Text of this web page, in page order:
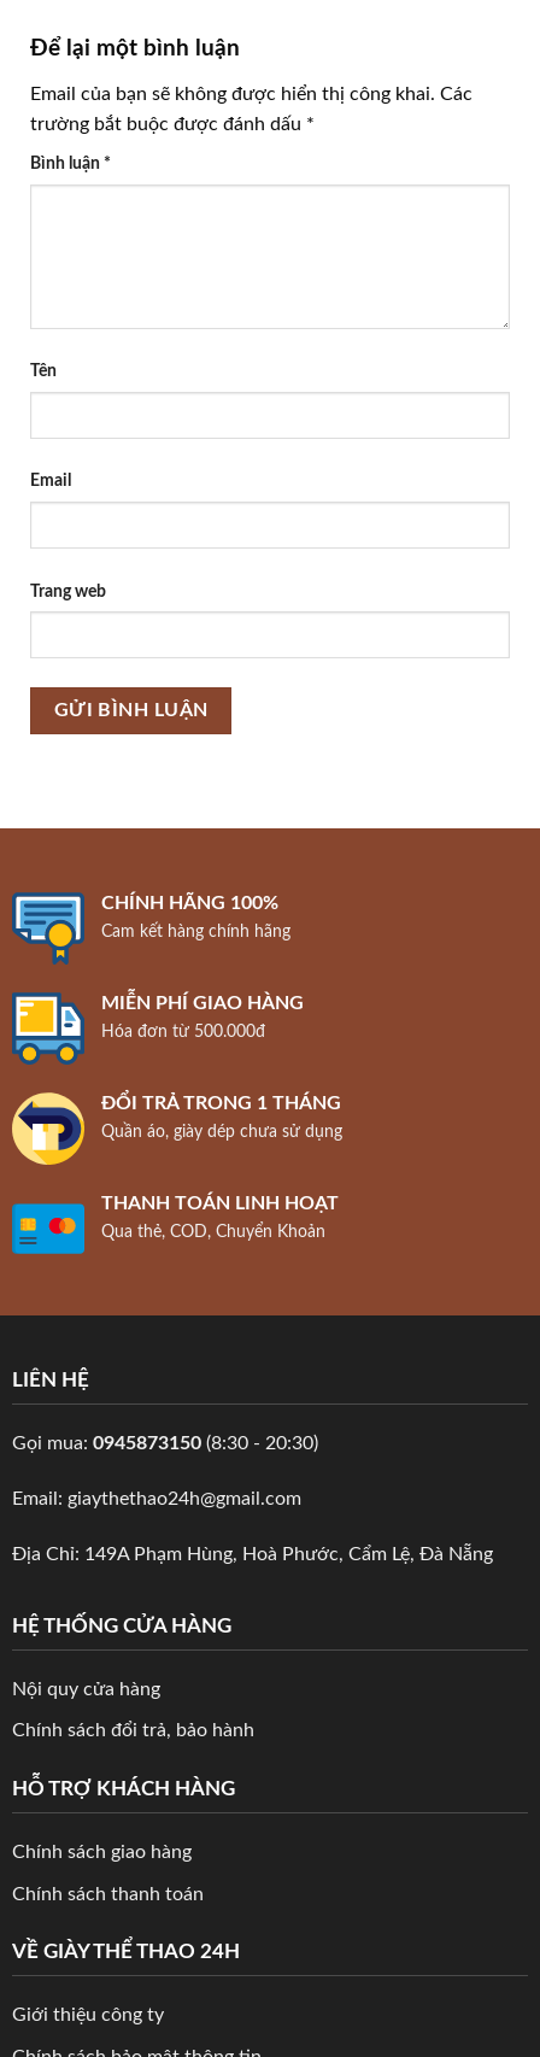
Để lại một bình luận
Email của bạn sẽ không được hiển thị công khai. Các
trường bắt buộc được đánh dấu *
Bình luận *
Tên
Email
Trang web
CHÍNH HÃNG 100%
Cam kết hàng chính hãng
MIỄN PHÍ GIAO HÀNG
Hóa đơn từ 500.000đ
ĐỔI TRẢ TRONG 1 THÁNG
Quần áo, giày dép chưa sử dụng
THANH TOÁN LINH HOẠT
Qua thẻ, COD, Chuyển Khoản
LIÊN HỆ
Gọi mua: 0945873150(8:30 - 20:30)
Email: giaythethao24h@gmail.com
Địa Chỉ: 149A Phạm Hùng, Hoà Phước, Cẩm Lệ, Đà Nẵng
HỆ THỐNG CỬA HÀNG
Nội quy cửa hàng
Chính sách đổi trả, bảo hành
HỖ TRỢ KHÁCH HÀNG
Chính sách giao hàng
Chính sách thanh toán
VỀ GIÀY THỂ THAO 24H
Giới thiệu công ty